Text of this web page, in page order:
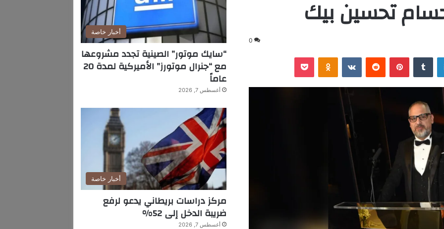
تحسين بيك
0
لينكدإن ‏Tumblr بينتيريست ‏Reddit
‏VKontakte
Odnoklassniki
‫Pocket
أخبار خاصة
“سايك موتور” الصينية تجدد مشروعها
مع “جنرال موتورز” الأميركية لمدة 20
عاماً
أغسطس 7, 2026
أخبار خاصة
مركز دراسات بريطاني يدعو لرفع
ضريبة الدخل إلى 52%
أغسطس 7, 2026